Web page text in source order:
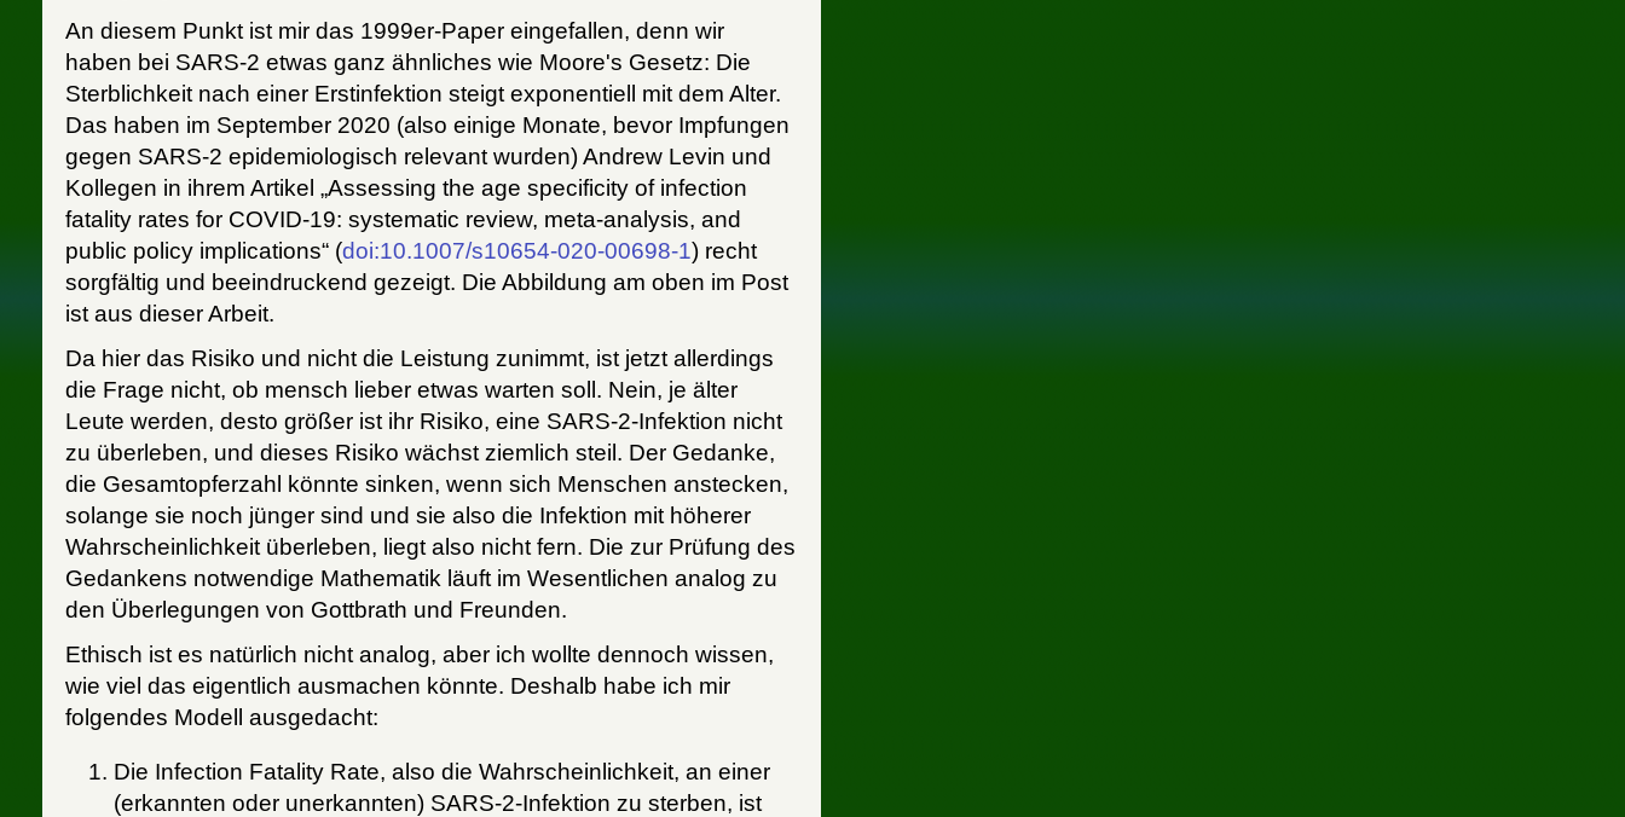
An diesem Punkt ist mir das 1999er-Paper eingefallen, denn wir
haben bei SARS-2 etwas ganz ähnliches wie Moore's Gesetz: Die
Sterblichkeit nach einer Erstinfektion steigt exponentiell mit dem Alter.
Das haben im September 2020 (also einige Monate, bevor Impfungen
gegen SARS-2 epidemiologisch relevant wurden) Andrew Levin und
Kollegen in ihrem Artikel „Assessing the age specificity of infection
fatality rates for COVID-19: systematic review, meta-analysis, and
public policy implications“ (doi:10.1007/s10654-020-00698-1) recht
sorgfältig und beeindruckend gezeigt. Die Abbildung am oben im Post
ist aus dieser Arbeit.
Da hier das Risiko und nicht die Leistung zunimmt, ist jetzt allerdings
die Frage nicht, ob mensch lieber etwas warten soll. Nein, je älter
Leute werden, desto größer ist ihr Risiko, eine SARS-2-Infektion nicht
zu überleben, und dieses Risiko wächst ziemlich steil. Der Gedanke,
die Gesamtopferzahl könnte sinken, wenn sich Menschen anstecken,
solange sie noch jünger sind und sie also die Infektion mit höherer
Wahrscheinlichkeit überleben, liegt also nicht fern. Die zur Prüfung des
Gedankens notwendige Mathematik läuft im Wesentlichen analog zu
den Überlegungen von Gottbrath und Freunden.
Ethisch ist es natürlich nicht analog, aber ich wollte dennoch wissen,
wie viel das eigentlich ausmachen könnte. Deshalb habe ich mir
folgendes Modell ausgedacht:
Die Infection Fatality Rate, also die Wahrscheinlichkeit, an einer
(erkannten oder unerkannten) SARS-2-Infektion zu sterben, ist